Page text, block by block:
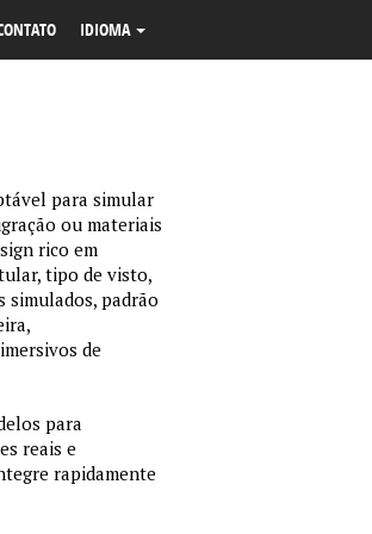
IDIOMA
para simular
ou materiais
rico em
tipo de visto,
simulados, padrão
de
para
reais e
rapidamente